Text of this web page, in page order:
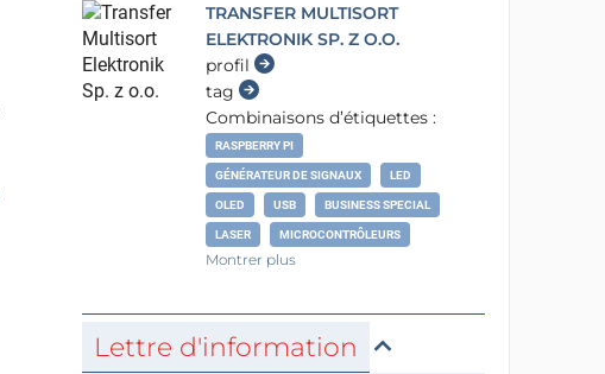
TRANSFER MULTISORT
ELEKTRONIK SP. Z O.O.
profil
tag
Combinaisons d’étiquettes :
RASPBERRY PI
GÉNÉRATEUR DE SIGNAUX LED
OLED USB BUSINESS SPECIAL
LASER MICROCONTRÔLEURS
Montrer plus
Lettre d'information